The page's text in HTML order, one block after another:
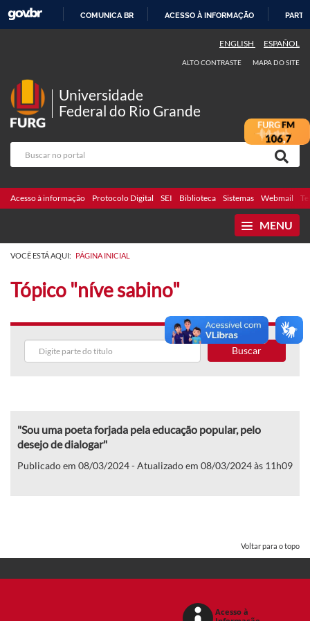
COMUNICA BR ACESSO À INFORMAÇÃO
ENGLISH ESPAÑOL
ALTO CONTRASTE MAPA DO SITE
Universidade
Federal do Rio Grande
Acesso à informação Protocolo Digital SEI Biblioteca Sistemas Webmail
MENU
VOCÊ ESTÁ AQUI: PÁGINA INICIAL
Tópico "níve sabino"
Buscar
"Sou uma poeta forjada pela educação popular, pelo
desejo de dialogar"
Publicado em 08/03/2024 - Atualizado em 08/03/2024 às 11h09
Voltar para o topo